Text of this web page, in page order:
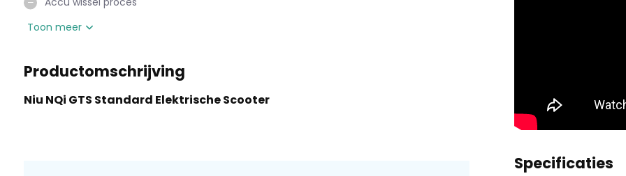
Laderformaat
Toon meer
Productomschrijving
Niu NQi GTS Standard Elektrische Scooter
Specificaties